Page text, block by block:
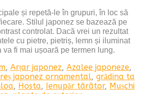
și repetă-le în grupuri, în loc să
Stilul japonez se bazează pe
controlat. Dacă vrei un rezultat
cu pietre, pietriș, lemn și iluminat
va fi mai ușoară pe termen lung.
, Arțar japonez, Azalee japoneze,
japonez ornamental, grădina ta
, Hosta, Ienupăr târâtor, Mușchi